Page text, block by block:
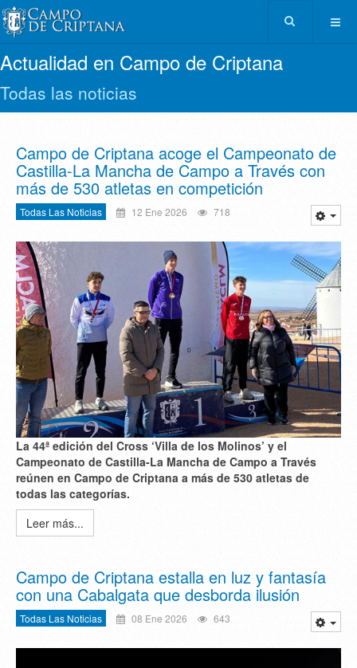
Actualidad en Campo de Criptana
Todas las noticias
Campo de Criptana acoge el Campeonato de
Castilla-La Mancha de Campo a Través con
más de 530 atletas en competición
Todas Las Noticias 12 Ene 2026 718
La 44ª edición del Cross ‘Villa de los Molinos’ y el
Campeonato de Castilla-La Mancha de Campo a Través
reúnen en Campo de Criptana a más de 530 atletas de
todas las categorías.
Leer más...
Campo de Criptana estalla en luz y fantasía
con una Cabalgata que desborda ilusión
Todas Las Noticias 08 Ene 2026 643